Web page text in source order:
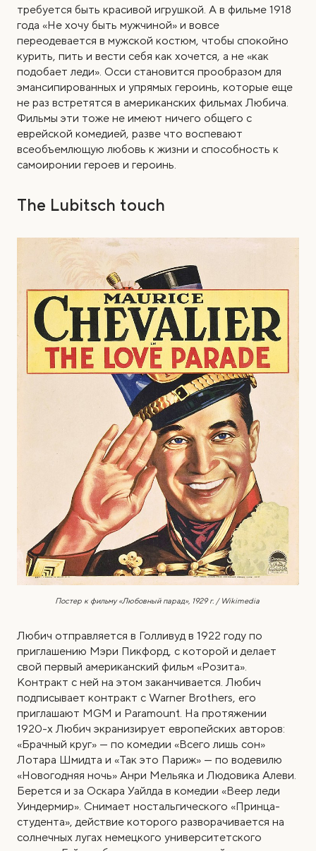
требуется быть красивой игрушкой. А в фильме 1918
года «Не хочу быть мужчиной» и вовсе
переодевается в мужской костюм, чтобы спокойно
курить, пить и вести себя как хочется, а не «как
подобает леди». Осси становится прообразом для
эмансипированных и упрямых героинь, которые еще
не раз встретятся в американских фильмах Любича.
Фильмы эти тоже не имеют ничего общего с
еврейской комедией, разве что воспевают
всеобъемлющую любовь к жизни и способность к
самоиронии героев и героинь.
The Lubitsch touch
Постер к фильму «Любовный парад», 1929 г. / Wikimedia
Любич отправляется в Голливуд в 1922 году по
приглашению Мэри Пикфорд, с которой и делает
свой первый американский фильм «Розита».
Контракт с ней на этом заканчивается. Любич
подписывает контракт с Warner Brothers, его
приглашают MGM и Paramount. На протяжении
1920-х Любич экранизирует европейских авторов:
«Брачный круг» — по комедии «Всего лишь сон»
Лотара Шмидта и «Так это Париж» — по водевилю
«Новогодняя ночь» Анри Мельяка и Людовика Алеви.
Берется и за Оскара Уайлда в комедии «Веер леди
Уиндермир». Снимает ностальгического «Принца-
студента», действие которого разворачивается на
солнечных лугах немецкого университетского